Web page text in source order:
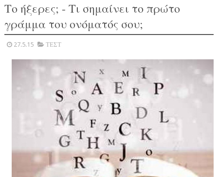
Το ήξερες; - Τι σημαίνει το πρώτο
γράμμα του ονόματός σου;
27.5.15 ΤΕΣΤ